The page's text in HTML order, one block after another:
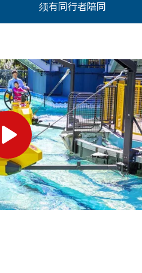
须有同行者陪同